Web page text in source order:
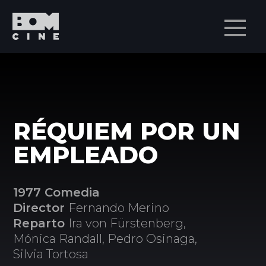
RÉQUIEM POR UN
EMPLEADO
1977 Comedia
Director Fernando Merino
Reparto Ira von Fürstenberg,
Mónica Randall, Pedro Osinaga,
Silvia Tortosa